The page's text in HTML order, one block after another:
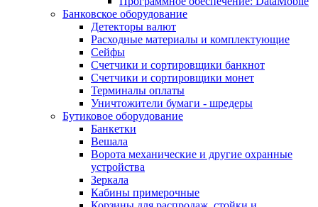
Банковское оборудование
Детекторы валют
Расходные материалы и комплектующие
Сейфы
Счетчики и сортировщики банкнот
Счетчики и сортировщики монет
Терминалы оплаты
Уничтожители бумаги - шредеры
Бутиковое оборудование
Банкетки
Вешала
Ворота механические и другие охранные
устройства
Зеркала
Кабины примерочные